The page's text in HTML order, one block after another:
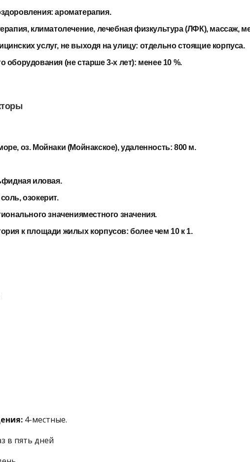
ароматерапия.
климатолечение, лечебная физкультура (ЛФК), массаж,
услуг, не выходя на улицу: отдельно стоящие корпуса.
оборудования (не старше 3-х лет): менее 10 %.
оз. Мойнаки (Мойнакское), удаленность: 800 м.
иловая.
соль, озокерит.
значенияместного значения.
к площади жилых корпусов: более чем 10 к 1.
4-местные.
в пять дней